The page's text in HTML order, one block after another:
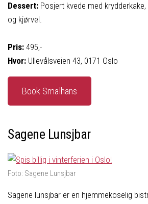
Dessert: Posjert kvede med
og kjørvel.
Pris: 495,-
Hvor: Ullevålsveien 43, 0171 Oslo
Book Smalhans
Sagene Lunsjbar
Foto: Sagene Lunsjbar
Sagene lunsjbar er en hjemmekoselig